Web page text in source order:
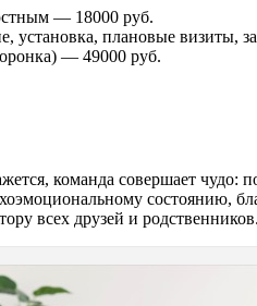
— 18000 руб.
плановые визиты,
— 49000 руб.
команда совершает чудо:
состоянию,
всех друзей и родственников.